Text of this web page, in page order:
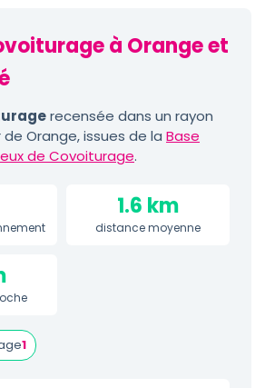
à Orange et
recensée dans un rayon
Orange, issues de la Base
de Covoiturage.
1.6 km
distance moyenne
1